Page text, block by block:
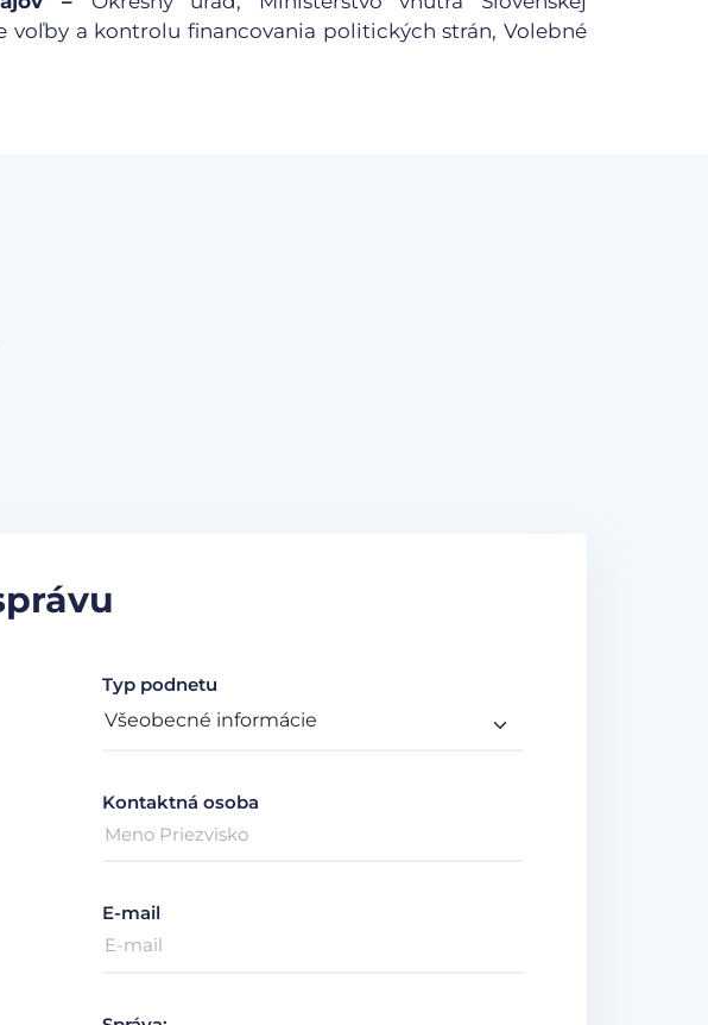
voľby a kontrolu financovania politických strán, Volebné
Typ podnetu
Kontaktná osoba
E-mail